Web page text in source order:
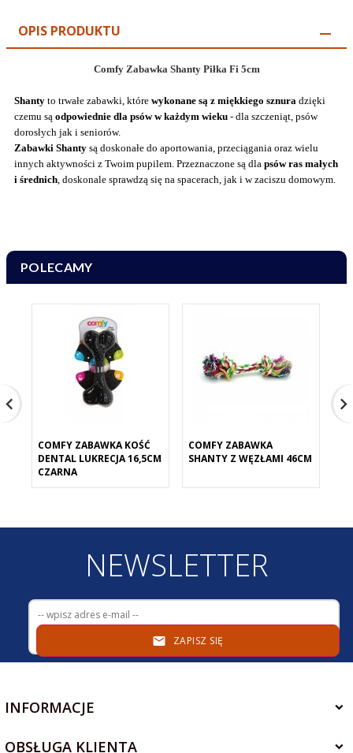
OPIS PRODUKTU
Comfy Zabawka Shanty Piłka Fi 5cm
Shanty to trwałe zabawki, które wykonane są z miękkiego sznura dzięki
czemu są odpowiednie dla psów w każdym wieku - dla szczeniąt, psów
dorosłych jak i seniorów.
Zabawki Shanty są doskonałe do aportowania, przeciągania oraz wielu
innych aktywności z Twoim pupilem. Przeznaczone są dla psów ras małych
i średnich , doskonale sprawdzą się na spacerach, jak i w zaciszu domowym.
POLECAMY
COMFY ZABAWKA KOŚĆ
DENTAL LUKRECJA 16,5CM
CZARNA
COMFY ZABAWKA
SHANTY Z WĘZŁAMI 46CM
NEWSLETTER
ZAPISZ SIĘ
INFORMACJE
OBSŁUGA KLIENTA